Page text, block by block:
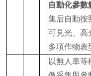
自動化參數
集后自動按
可見光、高
多項作物表
以無人車等